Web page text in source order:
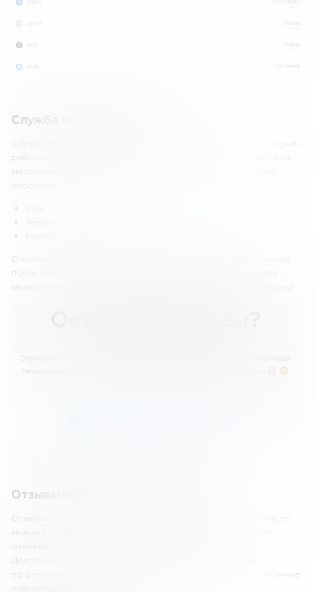
Служба поддержки Kuna
Служба технической поддержки криптовалютной биржи «Куна»
работает в режиме 24/7. Она ориентирована прежде всего на
мессенджеры. Связаться с саппортом можно следующими
способами:
Онлайн-чата на сайте не предусмотрено. Адрес электронной
почты и номер телефона также неизвестны. Среди плюсов
можно отметить быстрый ответ. Саппорт отвечает за 30 секунд.
Отзывы и репутация в сети
Отзывов о криптовалютной бирже «Куна» много. В том числе
мнения о платформе можно найти на авторитетном сайте
отзывов Trustpilot, где у Kuna.io есть собственный канал.
Довольные клиенты отмечают быструю работу биржи,
эффективность службы поддержки, удобный трейдинг, наличие
собственного стейблкоина и т.д.